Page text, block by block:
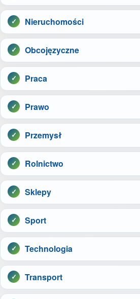
Nieruchomości
Obcojęzyczne
Praca
Prawo
Przemysł
Rolnictwo
Sklepy
Sport
Technologia
Transport